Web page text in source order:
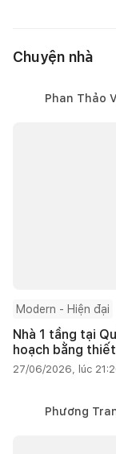
Chuyện nhà
Phan Thảo
Modern - Hiện đại
Nhà 1 tầng tại
hoạch bằng
27/06/2026, lúc
Phương